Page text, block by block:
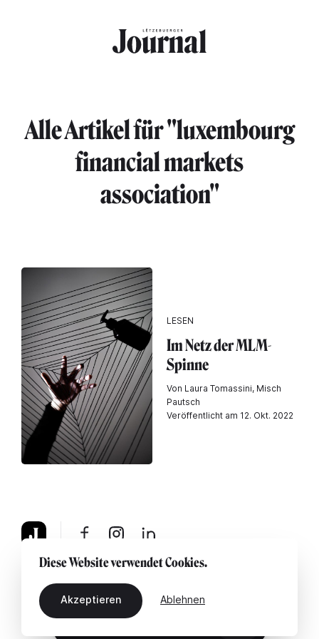
Alle Artikel für "luxembourg
financial markets
association"
LESEN
Im Netz der MLM-
Spinne
Von Laura Tomassini, Misch
Pautsch
Veröffentlicht am 12. Okt. 2022
Über uns Rechtshinweis Kontaktiere uns
Diese Website verwendet Cookies.
Akzeptieren Ablehnen